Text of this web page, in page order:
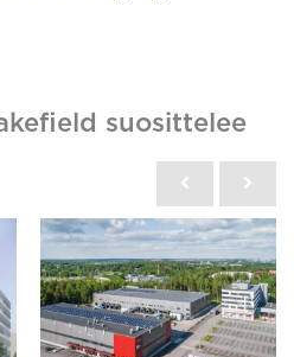
suosittelee